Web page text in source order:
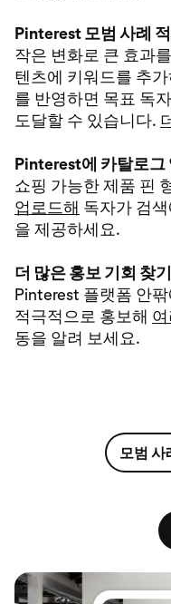
Pinterest 모범 사례
작은 변화로 큰 효과
텐츠에 키워드를 추
를 반영하면 목표 독
도달할 수 있습니다.
Pinterest에 카탈로그
쇼핑 가능한 제품 핀
업로드해 독자가 검
을 제공하세요.
더 많은 홍보 기회 찾기
Pinterest 플랫폼 안
적극적으로 홍보해
동을 알려 보세요.
모범 사